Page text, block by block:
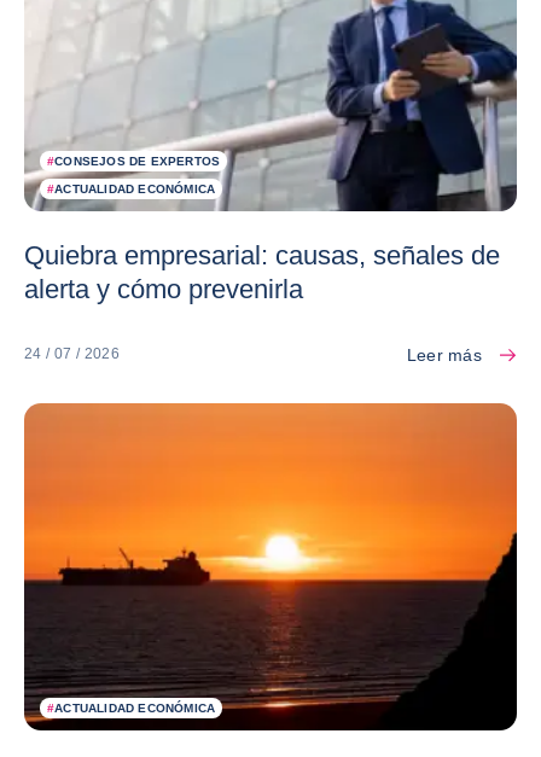
#CONSEJOS DE EXPERTOS
#ACTUALIDAD ECONÓMICA
Quiebra empresarial: causas, señales de
alerta y cómo prevenirla
24 / 07 / 2026 Leer más
#ACTUALIDAD ECONÓMICA